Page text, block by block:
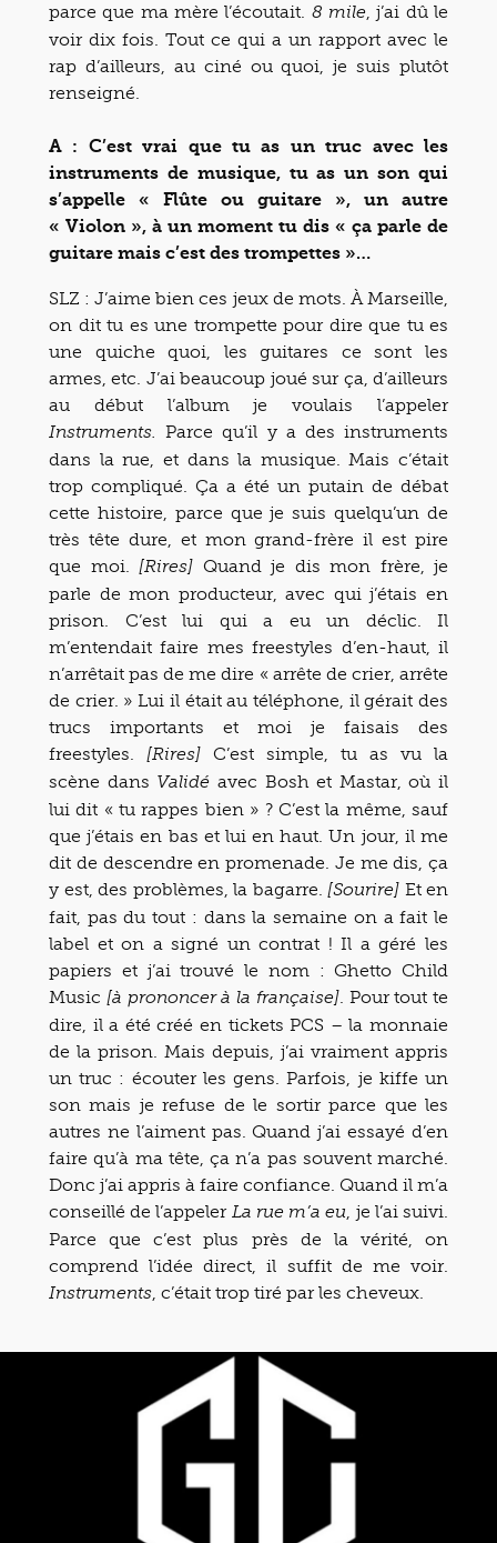
parce que ma mère l’écoutait. 8 mile, j’ai dû le
voir dix fois. Tout ce qui a un rapport avec le
rap d’ailleurs, au ciné ou quoi, je suis plutôt
renseigné.
A : C’est vrai que tu as un truc avec les
instruments de musique, tu as un son qui
s’appelle « Flûte ou guitare », un autre
« Violon », à un moment tu dis « ça parle de
guitare mais c’est des trompettes »…
SLZ : J’aime bien ces jeux de mots. À Marseille,
on dit tu es une trompette pour dire que tu es
une quiche quoi, les guitares ce sont les
armes, etc. J’ai beaucoup joué sur ça, d’ailleurs
au début l’album je voulais l’appeler
Instruments.
Parce qu’il y a des instruments
dans la rue, et dans la musique. Mais c’était
trop compliqué. Ça a été un putain de débat
cette histoire, parce que je suis quelqu’un de
très tête dure, et mon grand-frère il est pire
que moi. [Rires]
Quand je dis mon frère, je
parle de mon producteur, avec qui j’étais en
prison. C’est lui qui a eu un déclic. Il
m’entendait faire mes freestyles d’en-haut, il
n’arrêtait pas de me dire « arrête de crier, arrête
de crier. » Lui il était au téléphone, il gérait des
trucs importants et moi je faisais des
freestyles. [Rires]
C’est simple, tu as vu la
scène dans Validé avec Bosh et Mastar, où il
lui dit « tu rappes bien » ? C’est la même, sauf
que j’étais en bas et lui en haut. Un jour, il me
dit de descendre en promenade. Je me dis, ça
y est, des problèmes, la bagarre. [Sourire] Et en
fait, pas du tout : dans la semaine on a fait le
label et on a signé un contrat ! Il a géré les
papiers et j’ai trouvé le nom : Ghetto Child
Music [à prononcer à la française]. Pour tout te
dire, il a été créé en tickets PCS – la monnaie
de la prison. Mais depuis, j’ai vraiment appris
un truc : écouter les gens. Parfois, je kiffe un
son mais je refuse de le sortir parce que les
autres ne l’aiment pas. Quand j’ai essayé d’en
faire qu’à ma tête, ça n’a pas souvent marché.
Donc j’ai appris à faire confiance. Quand il m’a
conseillé de l’appeler La rue m’a eu, je l’ai suivi.
Parce que c’est plus près de la vérité, on
comprend l’idée direct, il suffit de me voir.
Instruments, c’était trop tiré par les cheveux.